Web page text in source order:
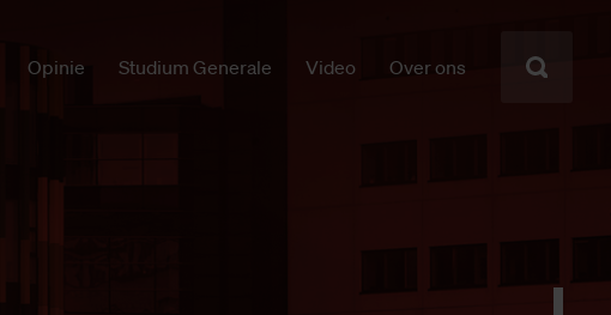
Opinie Studium Generale Video Over ons